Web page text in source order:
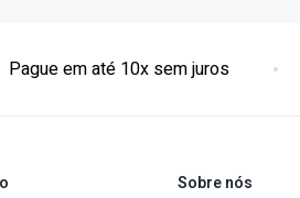
Pague em até 10x sem juros
Sobre nós